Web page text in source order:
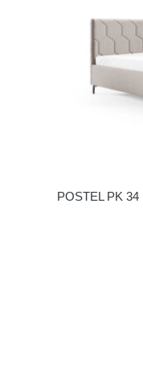
POSTEL PK